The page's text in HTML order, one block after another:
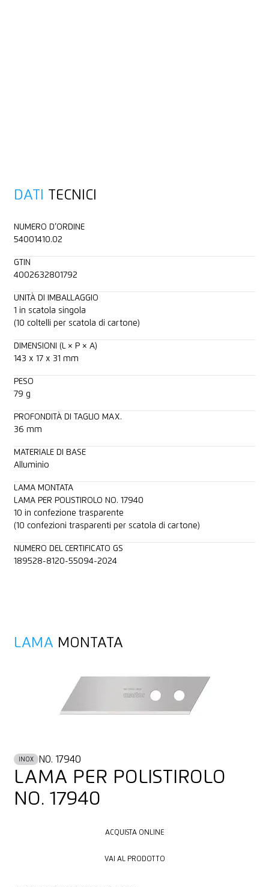
DATI TECNICI
NUMERO D’ORDINE
54001410.02
GTIN
4002632801792
UNITÀ DI IMBALLAGGIO
1 in scatola singola
(10 coltelli per scatola di cartone)
DIMENSIONI (L × P × A)
143 x 17 x 31 mm
PESO
79 g
PROFONDITÀ DI TAGLIO MAX.
36 mm
MATERIALE DI BASE
Alluminio
LAMA MONTATA
LAMA PER POLISTIROLO NO. 17940
10 in confezione trasparente
(10 confezioni trasparenti per scatola di cartone)
NUMERO DEL CERTIFICATO GS
189528-8120-55094-2024
LAMA MONTATA
INOX NO. 17940
LAMA PER POLISTIROLO
NO. 17940
ACQUISTA ONLINE
VAI AL PRODOTTO